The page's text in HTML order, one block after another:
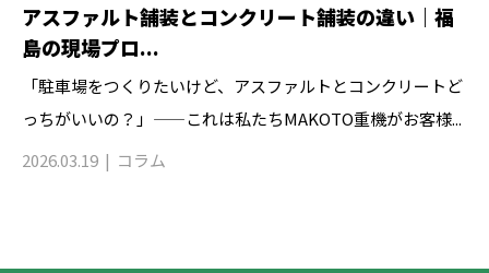
アスファルト舗装とコンクリート舗装の違い｜福
島の現場プロ...
「駐車場をつくりたいけど、アスファルトとコンクリートど
っちがいいの？」——これは私たちMAKOTO重機がお客様...
2026.03.19
コラム